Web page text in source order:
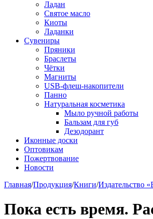
Ладан
Святое масло
Киоты
Ладанки
Сувениры
Пряники
Браслеты
Чётки
Магниты
USB-флеш-накопители
Панно
Натуральная косметика
Мыло ручной работы
Бальзам для губ
Дезодорант
Иконные доски
Оптовикам
Пожертвование
Новости
Главная/Продукция/Книги/Издательство
Пока есть время.